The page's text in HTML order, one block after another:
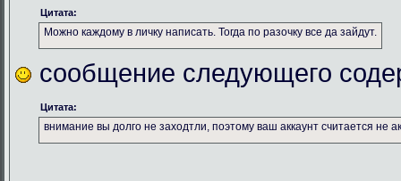
Цитата:
Можно каждому в личку написать. Тогда по разочку все да зайдут.
сообщение следующего
Цитата:
внимание вы долго не заходтли, поэтому ваш аккаунт считается не